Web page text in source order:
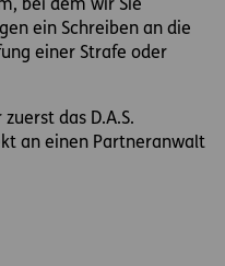
bei dem wir Sie
ein Schreiben an die
einer Strafe oder
das D.A.S.
an einen Partneranwalt